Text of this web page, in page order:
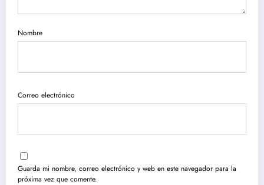
Nombre
Correo electrónico
Guarda mi nombre, correo electrónico y web en este navegador para la
próxima vez que comente.